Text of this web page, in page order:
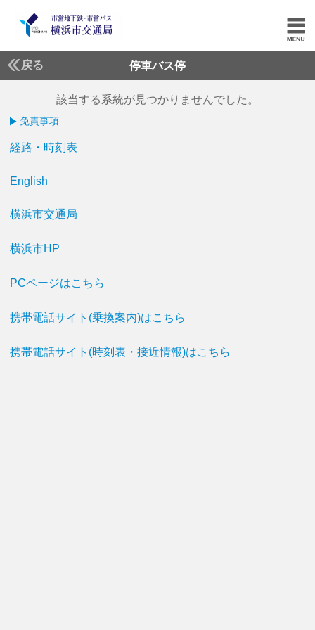
戻る 停車バス停
該当する系統が見つかりませんでした。
免責事項
経路・時刻表
English
横浜市交通局
横浜市HP
PCページはこちら
携帯電話サイト(乗換案内)はこちら
携帯電話サイト(時刻表・接近情報)はこちら